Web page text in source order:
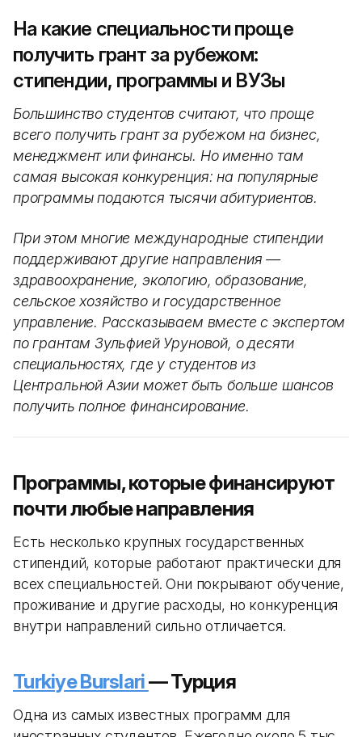
На какие специальности проще
получить грант за рубежом:
стипендии, программы и ВУЗы
Большинство студентов считают, что проще
всего получить грант за рубежом на бизнес,
менеджмент или финансы. Но именно там
самая высокая конкуренция: на популярные
программы подаются тысячи абитуриентов.
При этом многие международные стипендии
поддерживают другие направления —
здравоохранение, экологию, образование,
сельское хозяйство и государственное
управление. Рассказываем вместе с экспертом
по грантам Зульфией Уруновой, о десяти
специальностях, где у студентов из
Центральной Азии может быть больше шансов
получить полное финансирование.
Программы, которые финансируют
почти любые направления
Есть несколько крупных государственных
стипендий, которые работают практически для
всех специальностей. Они покрывают обучение,
проживание и другие расходы, но конкуренция
внутри направлений сильно отличается.
Turkiye Burslari— Турция
Одна из самых известных программ для